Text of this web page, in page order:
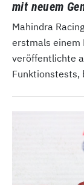
mit neuem
Mahindra
erstmals einem
veröffentlichte
Funktionstests,